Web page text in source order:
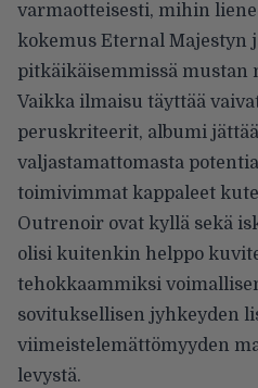
varmaotteisesti, mihin
kokemus Eternal Majestyn
pitkäikäisemmissä mustan
Vaikka ilmaisu täyttää
peruskriteerit, albumi
valjastamattomasta
toimivimmat kappaleet
Outrenoir ovat kyllä sekä
olisi kuitenkin helppo
tehokkaammiksi
sovituksellisen jyhkeyden
viimeistelemättömyyden
levystä.